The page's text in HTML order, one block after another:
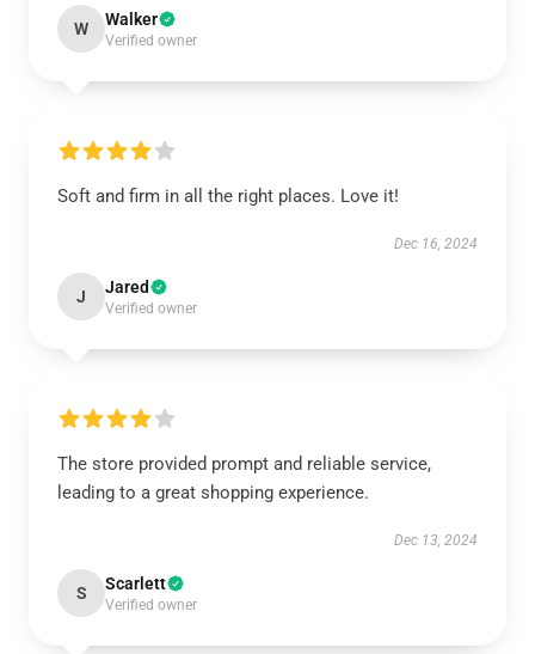
W Walker
Verified owner
Soft and firm in all the right places. Love it!
Dec 16, 2024
J Jared
Verified owner
The store provided prompt and reliable service,
leading to a great shopping experience.
Dec 13, 2024
S Scarlett
Verified owner